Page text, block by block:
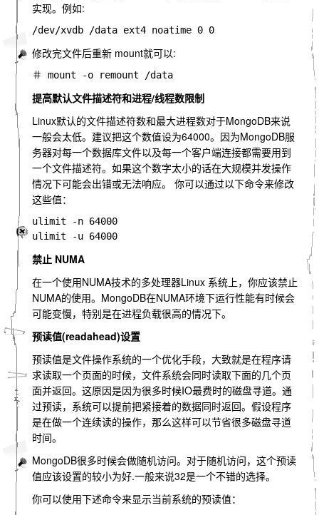
实现。例如:
修改完文件后重新 mount就可以:
提高默认文件描述符和进程/线程数限制
Linux默认的文件描述符数和最大进程数对于MongoDB来说
一般会太低。建议把这个数值设为64000。因为MongoDB服
务器对每一个数据库文件以及每一个客户端连接都需要用到
一个文件描述符。如果这个数字太小的话在大规模并发操作
情况下可能会出错或无法响应。 你可以通过以下命令来修改
这些值：
ulimit -n 64000
禁止 NUMA
在一个使用NUMA技术的多处理器Linux 系统上，你应该禁止
NUMA的使用。MongoDB在NUMA环境下运行性能有时候会
可能变慢，特别是在进程负载很高的情况下。
预读值(readahead)设置
预读值是文件操作系统的一个优化手段，大致就是在程序请
求读取一个页面的时候，文件系统会同时读取下面的几个页
面并返回。这原因是因为很多时候IO最费时的磁盘寻道。通
过预读，系统可以提前把紧接着的数据同时返回。假设程序
是在做一个连续读的操作，那么这样可以节省很多磁盘寻道
时间。
MongoDB很多时候会做随机访问。对于随机访问，这个预读
值应该设置的较小为好.一般来说32是一个不错的选择。
你可以使用下述命令来显示当前系统的预读值：